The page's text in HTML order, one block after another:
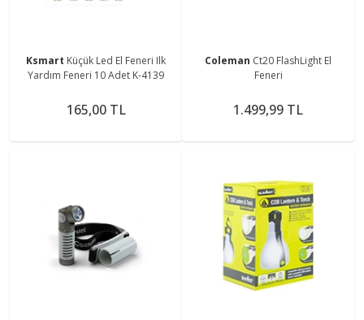
Ksmart Küçük Led El Feneri Ilk
Yardım Feneri 10 Adet K-4139
165,00 TL
Coleman Ct20 FlashLight El
Feneri
1.499,99 TL